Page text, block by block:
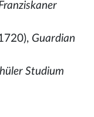
Guardian
Studium